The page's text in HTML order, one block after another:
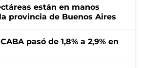
están en manos
provincia de Buenos Aires
pasó de 1,8% a 2,9% en